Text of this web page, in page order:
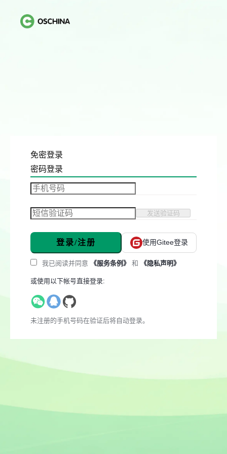
免密登录
密码登录
发送验证码
登录/注册 使用Gitee登录
我已阅读并同意 《服务条例》 和 《隐私声明》
或使用以下帐号直接登录:
未注册的手机号码在验证后将自动登录。